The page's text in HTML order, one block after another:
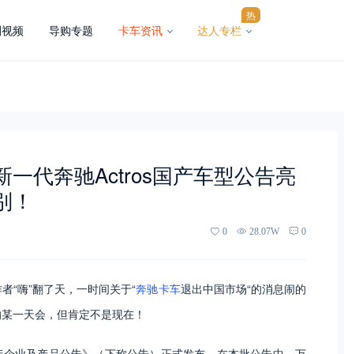
频 导购专题 卡车资讯 达人专栏
热
代奔驰Actros国产车型公告亮
0 28.07W 0
“嗨”翻了天，一时间关于“奔驰卡车退出中国市场“的消息闹的
一天会，但肯定不是现在！